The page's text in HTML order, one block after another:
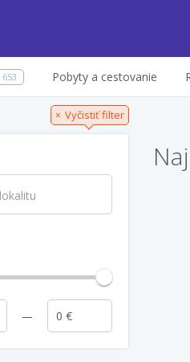
653 Pobyty a cestovanie
× Vyčistiť filter